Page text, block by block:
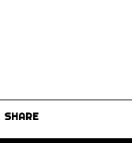
SHARE